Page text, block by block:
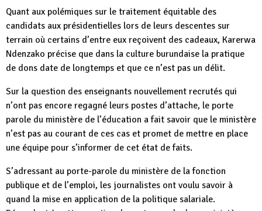
Quant aux polémiques sur le traitement équitable des
candidats aux présidentielles lors de leurs descentes sur
terrain où certains d’entre eux reçoivent des cadeaux, Karerwa
Ndenzako précise que dans la culture burundaise la pratique
de dons date de longtemps et que ce n’est pas un délit.
Sur la question des enseignants nouvellement recrutés qui
n’ont pas encore regagné leurs postes d’attache, le porte
parole du ministère de l’éducation a fait savoir que le ministère
n’est pas au courant de ces cas et promet de mettre en place
une équipe pour s’informer de cet état de faits.
S’adressant au porte-parole du ministère de la fonction
publique et de l’emploi, les journalistes ont voulu savoir à
quand la mise en application de la politique salariale.